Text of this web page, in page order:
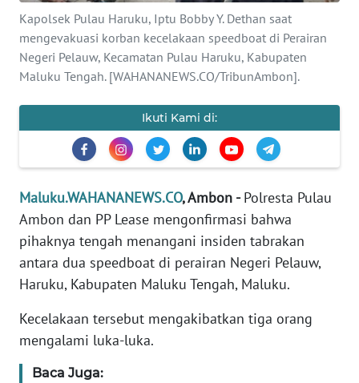
Kapolsek Pulau Haruku, Iptu Bobby Y. Dethan saat
mengevakuasi korban kecelakaan speedboat di Perairan
Negeri Pelauw, Kecamatan Pulau Haruku, Kabupaten
Maluku Tengah. [WAHANANEWS.CO/TribunAmbon].
Ikuti Kami di:
Maluku.WAHANANEWS.CO, Ambon -Polresta Pulau
Ambon dan PP Lease mengonfirmasi bahwa
pihaknya tengah menangani insiden tabrakan
antara dua speedboat di perairan Negeri Pelauw,
Haruku, Kabupaten Maluku Tengah, Maluku.
Kecelakaan tersebut mengakibatkan tiga orang
mengalami luka-luka.
Baca Juga:
INFO
IKLAN
PEDOMAN
MEDIA
SIBER
REDAKSI
DISCLAIMER